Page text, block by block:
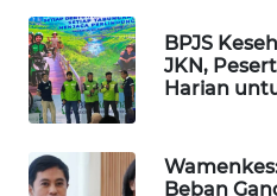
BPJS
JKN,
Harian
Beban
ID
WAHANANEWS
CO ID
WAHANANEWS